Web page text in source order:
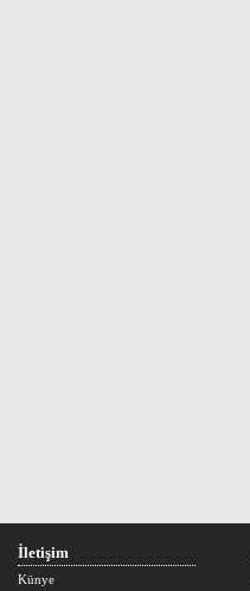
İletişim
Künye